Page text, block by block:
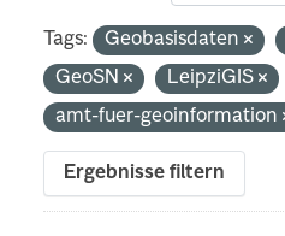
Tags: Geobasisdaten
GeoSN
LeipziGIS
amt-fuer-geoinformation
Ergebnisse filtern